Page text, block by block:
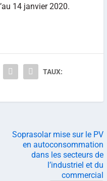
14 janvier 2020.
TAUX:
Soprasolar mise sur le PV
en autoconsommation
dans les secteurs de
l’industriel et du
commercial